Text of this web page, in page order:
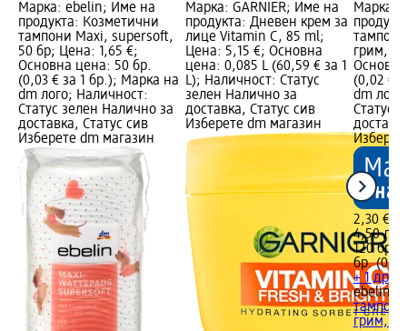
Марка: ebelin; Име на
продукта: Козметични
тампони Maxi, supersoft,
50 бр; Цена: 1,65 €;
Основна цена: 50 бр.
(0,03 € за 1 бр.); Марка на
dm лого; Наличност:
Статус зелен Налично за
доставка, Статус сив
Изберете dm магазин
Марка: GARNIER; Име на
продукта: Дневен крем за
лице Vitamin C, 85 ml;
Цена: 5,15 €; Основна
цена: 0,085 L (60,59 € за 1
L); Наличност: Статус
зелен Налично за
доставка, Статус сив
Изберете dm магазин
Марка:
грим,
(0,02 €
dm
Статус
2,30 €
4,50 лв.
120 бр.
бр.
+ 1 друг
ebelin
грим,